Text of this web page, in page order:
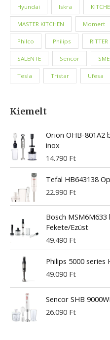
Hyundai Iskra
MASTER KITCHEN Momert
Philco Philips RITTER
SALENTE Sencor
Tesla Tristar Ufesa
Kiemelt
Orion OHB-801A2
inox
14.790 Ft
Tefal HB643138
22.990 Ft
Bosch
Fekete/Ezüst
49.490 Ft
Philips 5000 series
49.090 Ft
Sencor SHB
26.090 Ft